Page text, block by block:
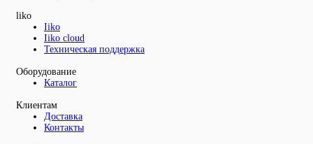
liko
Iiko
Iiko cloud
Техническая поддержка
Оборудование
Каталог
Клиентам
Доставка
Контакты